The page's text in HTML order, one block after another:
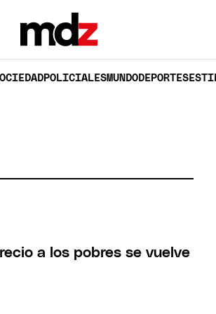
POLICIALESMUNDODEPORTES
a los pobres se vuelve